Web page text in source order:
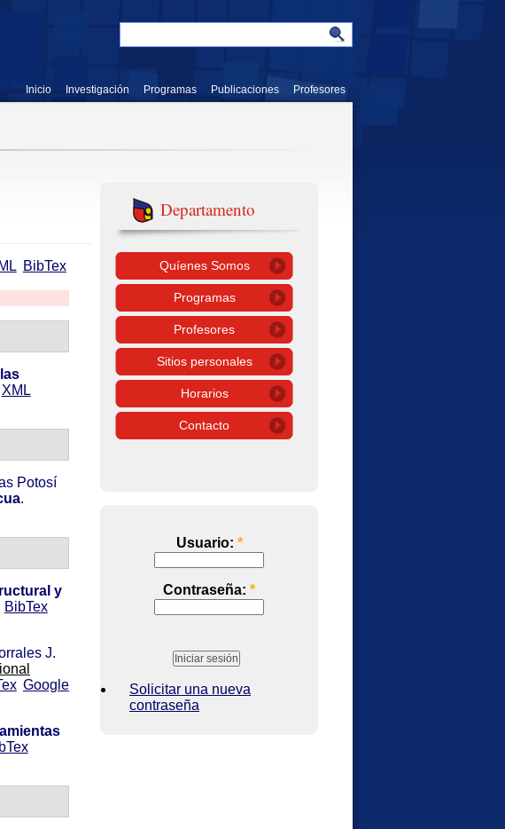
Inicio Investigación Programas Publicaciones Profesores
BibTex
XML
Potosí
.
y
BibTex
J.
Google
Departamento
Quíenes Somos
Programas
Profesores
Sitios personales
Horarios
Contacto
Usuario: *
Contraseña: *
Solicitar una nueva
contraseña